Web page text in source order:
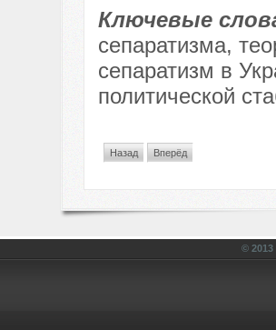
Ключевые
сепаратизма,
сепаратизм в
политической
Назад Вперёд
©